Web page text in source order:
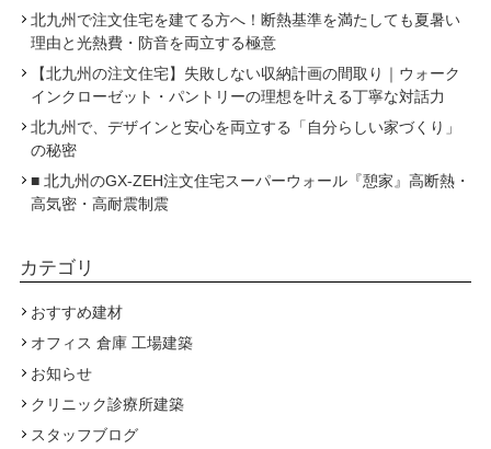
北九州で注文住宅を建てる方へ！断熱基準を満たしても夏暑い
理由と光熱費・防音を両立する極意
【北九州の注文住宅】失敗しない収納計画の間取り｜ウォーク
インクローゼット・パントリーの理想を叶える丁寧な対話力
北九州で、デザインと安心を両立する「自分らしい家づくり」
の秘密
■ 北九州のGX-ZEH注文住宅スーパーウォール『憩家』高断熱・
高気密・高耐震制震
カテゴリ
おすすめ建材
オフィス 倉庫 工場建築
お知らせ
クリニック診療所建築
スタッフブログ